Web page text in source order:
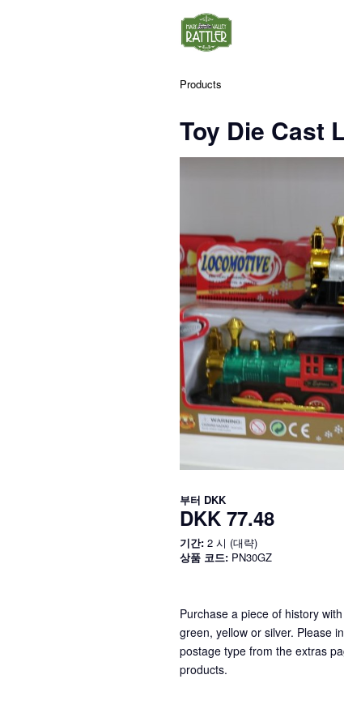
Products
Toy Die Cast
부터 DKK
DKK 77.48
기간: 2 시 (대략)
상품 코드: PN30GZ
Purchase a piece of history
green, yellow or silver. Please
postage type from the extras
products.